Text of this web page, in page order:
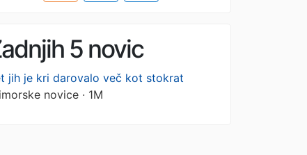
5 novic
jih je kri darovalo več kot stokrat
novice · 1M